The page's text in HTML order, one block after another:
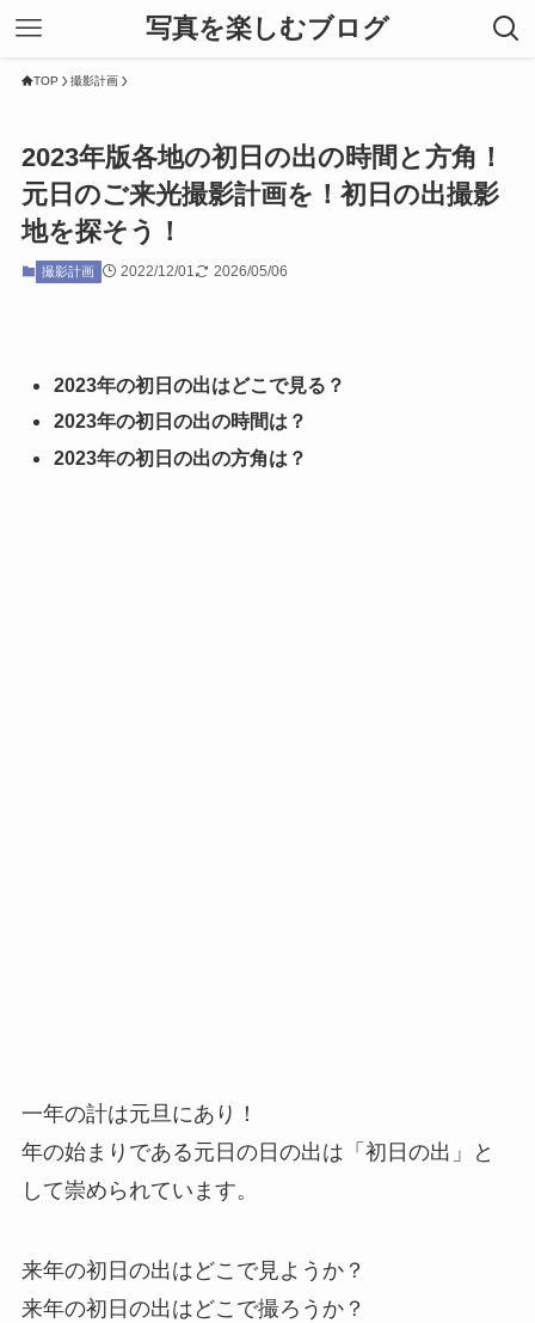
写真を楽しむブログ
TOP 撮影計画
2023年版各地の初日の出の時間と方角！
元日のご来光撮影計画を！初日の出撮影
地を探そう！
撮影計画 2022/12/01 2026/05/06
2023年の初日の出はどこで見る？
2023年の初日の出の時間は？
2023年の初日の出の方角は？
一年の計は元旦にあり！
年の始まりである元日の日の出は「初日の出」と
して崇められています。
来年の初日の出はどこで見ようか？
来年の初日の出はどこで撮ろうか？